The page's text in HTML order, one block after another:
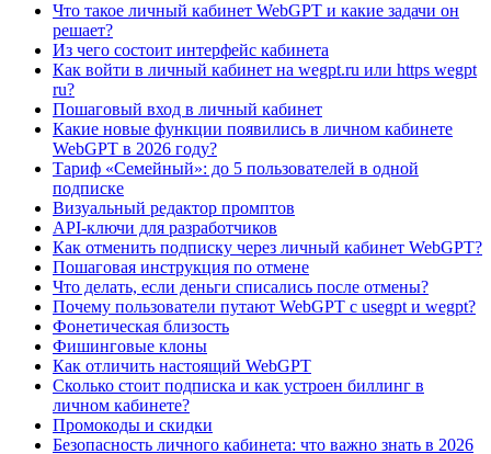
Что такое личный кабинет WebGPT и какие задачи он
решает?
Из чего состоит интерфейс кабинета
Как войти в личный кабинет на wegpt.ru или https wegpt
ru?
Пошаговый вход в личный кабинет
Какие новые функции появились в личном кабинете
WebGPT в 2026 году?
Тариф «Семейный»: до 5 пользователей в одной
подписке
Визуальный редактор промптов
API-ключи для разработчиков
Как отменить подписку через личный кабинет WebGPT?
Пошаговая инструкция по отмене
Что делать, если деньги списались после отмены?
Почему пользователи путают WebGPT с usegpt и wegpt?
Фонетическая близость
Фишинговые клоны
Как отличить настоящий WebGPT
Сколько стоит подписка и как устроен биллинг в
личном кабинете?
Промокоды и скидки
Безопасность личного кабинета: что важно знать в 2026